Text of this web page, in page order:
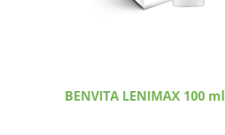
BENVITA LENIMAX 100 ml